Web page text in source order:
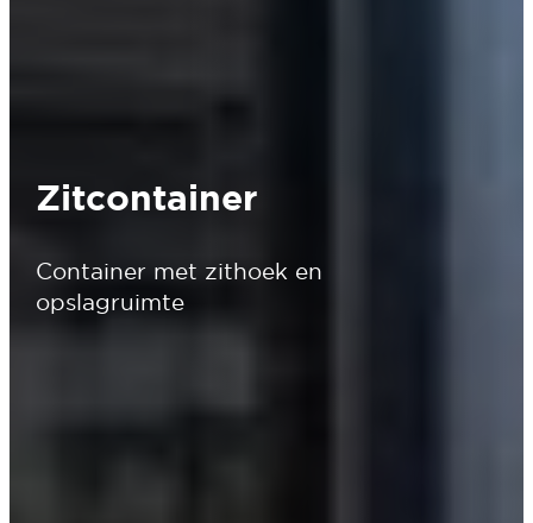
Zitcontainer
Container met zithoek en
opslagruimte